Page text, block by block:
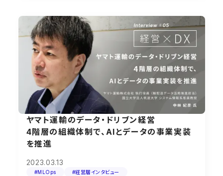
ヤマト運輸のデータ・ドリブン経営
4階層の組織体制で、AIとデータの事業実装
を推進
2023.03.13
#MLOps #経営層インタビュー